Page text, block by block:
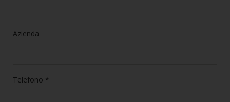
Azienda
Telefono *